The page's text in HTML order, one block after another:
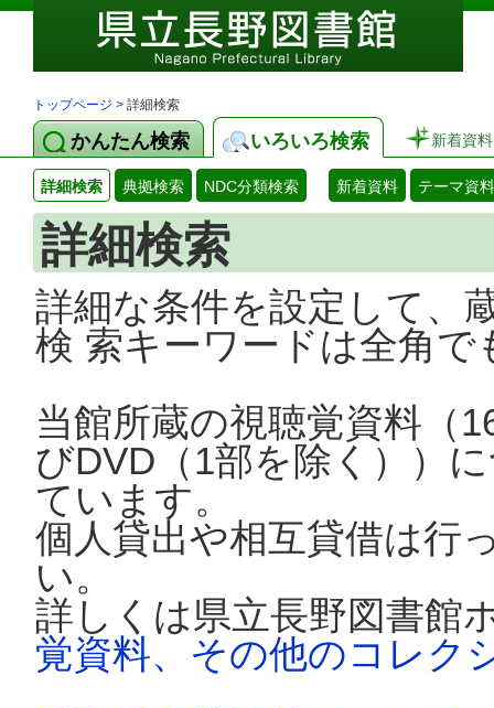
トップページ > 詳細検索
かんたん検索 いろいろ検索 新着資料
詳細検索 典拠検索 NDC分類検索 新着資料 テーマ資料
詳細検索
詳細な条件を設定して、
検 索キーワードは全角
当館所蔵の視聴覚資料（
びDVD（1部を除く））
ています。
個人貸出や相互貸借は行
い。
詳しくは県立長野図書館
覚資料、その他のコレク